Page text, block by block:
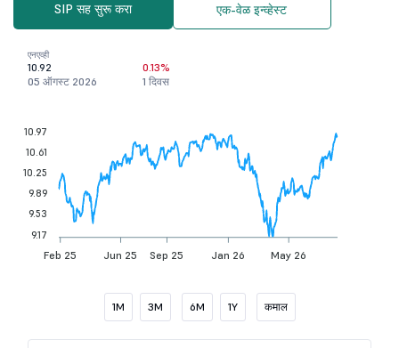
SIP सह सुरू करा एक-वेळ इन्व्हेस्ट
एनएव्ही
10.92
05 ऑगस्ट 2026
0.13%
1 दिवस
Feb 25 Jun 25 Sep 25 Jan 26 May 26
10.97
10.61
10.25
9.89
9.53
9.17
1M 3M 6M 1Y कमाल